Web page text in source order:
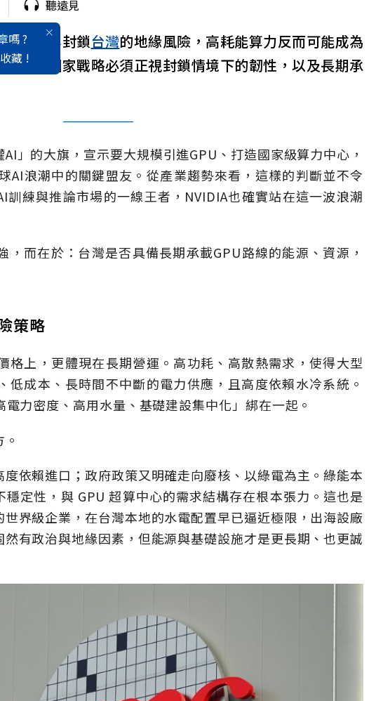
嗎 ?
藏 !
聽遠見
結構與封鎖台灣的地緣風險，高耗能算力反而可能成為
擇，國家戰略必須正視封鎖情境下的韌性，以及長期承
」的大旗，宣示要大規模引進GPU、打造國家級算力中心，
AI浪潮中的關鍵盟友。從產業趨勢來看，這樣的判斷並不令
訓練與推論市場的一線王者，NVIDIA也確實站在這一波浪潮
，而在於：台灣是否具備長期承載GPU路線的能源、資源，
策略
格上，更體現在長期營運。高功耗、高散熱需求，使得大型
低成本、長時間不中斷的電力供應，且高度依賴水冷系統。
力密度、高用水量、基礎建設集中化」綁在一起。
依賴進口；政府政策又明確走向廢核、以綠電為主。綠能本
定性，與 GPU 超算中心的需求結構存在根本張力。這也是
界級企業，在台灣本地的水電配置早已逼近極限，出海設廠
有政治與地緣因素，但能源與基礎設施才是更長期、也更誠